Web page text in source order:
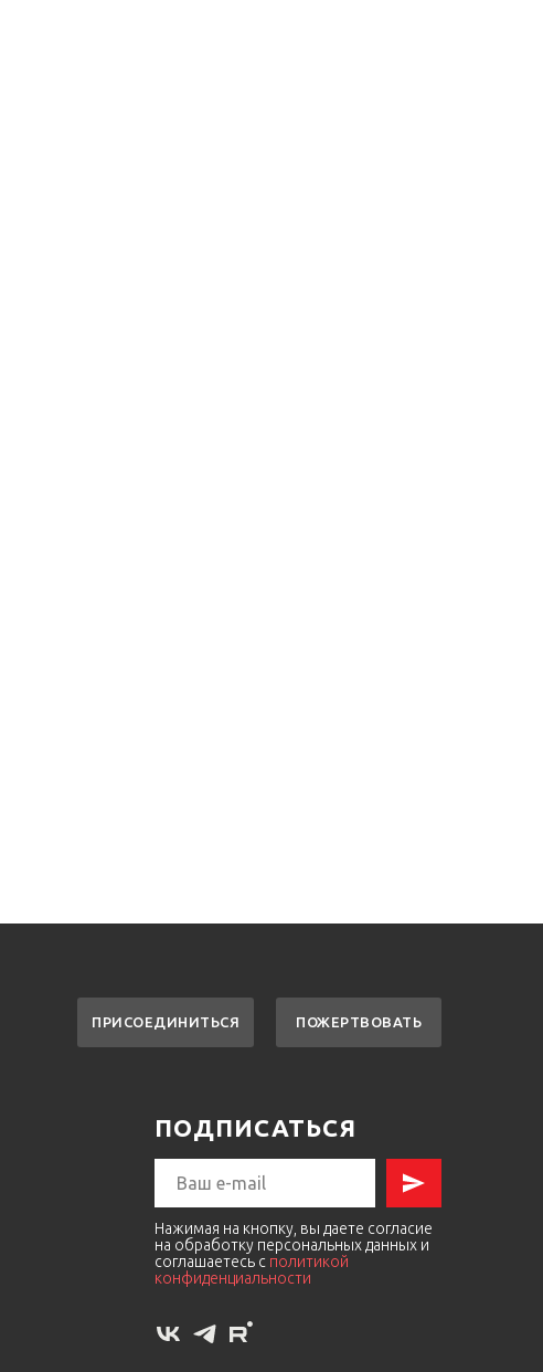
ПРИСОЕДИНИТЬСЯ ПОЖЕРТВОВАТЬ
ПОДПИСАТЬСЯ
Нажимая на кнопку, вы даете согласие
на обработку персональных данных и
соглашаетесь c политикой
конфиденциальности